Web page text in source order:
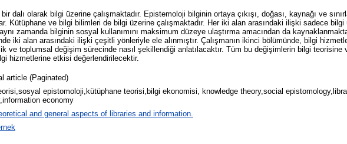
dalı olarak bilgi üzerine çalışmaktadır. Epistemoloji bilginin ortaya çıkışı, doğası, kaynağı ve
Kütüphane ve bilgi bilimleri de bilgi üzerine çalışmaktadır. Her iki alan arasındaki ilişki sadece bilgi
zamanda bilginin sosyal kullanımını maksimum düzeye ulaştırma amacından da
iki alan arasındaki ilişki çeşitli yönleriyle ele alınmıştır. Çalışmanın ikinci bölümünde, bilgi
ve toplumsal değişim sürecinde nasıl şekillendiği anlatılacaktır. Tüm bu değişimlerin bilgi teorisine
hizmetlerine etkisi değerlendirilecektir.
article (Paginated)
epistomoloji,kütüphane teorisi,bilgi ekonomisi, knowledge theory,social
economy
and general aspects of libraries and information.